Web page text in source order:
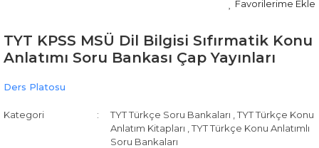
TYT KPSS MSÜ Dil Bilgisi Sıfırmatik Konu
Anlatımı Soru Bankası Çap Yayınları
Ders Platosu
Kategori TYT Türkçe Soru Bankaları ,TYT Türkçe Konu
Anlatım Kitapları ,TYT Türkçe Konu Anlatımlı
Soru Bankaları